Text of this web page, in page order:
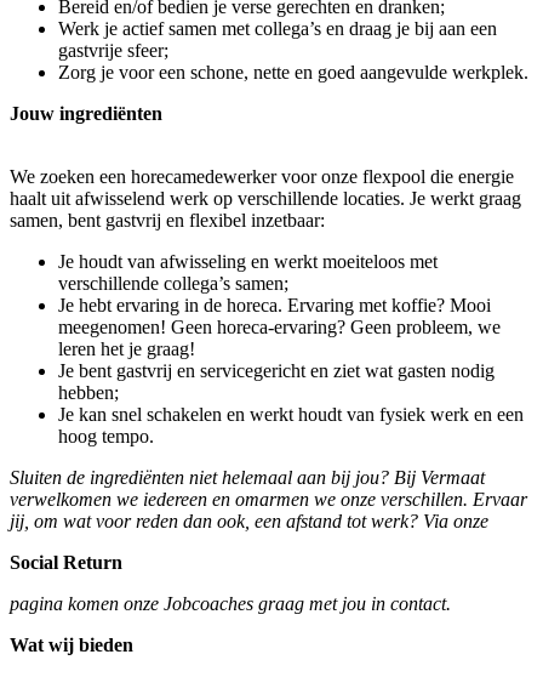
Bereid en/of bedien je verse gerechten en dranken;
Werk je actief samen met collega’s en draag je bij aan een
gastvrije sfeer;
Zorg je voor een schone, nette en goed aangevulde werkplek.
Jouw ingrediënten
We zoeken een horecamedewerker voor onze flexpool die energie
haalt uit afwisselend werk op verschillende locaties. Je werkt graag
samen, bent gastvrij en flexibel inzetbaar:
Je houdt van afwisseling en werkt moeiteloos met
verschillende collega’s samen;
Je hebt ervaring in de horeca. Ervaring met koffie? Mooi
meegenomen! Geen horeca-ervaring? Geen probleem, we
leren het je graag!
Je bent gastvrij en servicegericht en ziet wat gasten nodig
hebben;
Je kan snel schakelen en werkt houdt van fysiek werk en een
hoog tempo.
Sluiten de ingrediënten niet helemaal aan bij jou? Bij Vermaat
verwelkomen we iedereen en omarmen we onze verschillen. Ervaar
jij, om wat voor reden dan ook, een afstand tot werk? Via onze
Social Return
pagina komen onze Jobcoaches graag met jou in contact.
Wat wij bieden